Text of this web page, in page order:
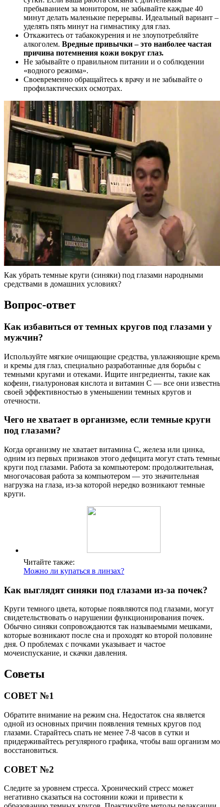
пребыванием за монитором, не забывайте каждые 40
минут делать маленькие перерывы. Идеальный вариант –
уделять пять минут на гимнастику для глаз.
Откажитесь от табакокурения и не злоупотребляйте
алкоголем. Вредные привычки – это наиболее частая
причина потемнения кожи вокруг глаз.
Не забывайте о правильном питании и о соблюдении
«водного режима».
Своевременно обращайтесь к врачу и не забывайте о
профилактических осмотрах.
Как убрать темные круги (синяки) под глазами народными
средствами в домашних условиях?
Вопрос-ответ
Как избавиться от темных кругов под глазами у
мужчин?
Используйте мягкие очищающие средства, увлажняющие
и кремы для глаз, специально разработанные для борьбы с
темными кругами и отеками. Ищите ингредиенты, такие как
кофеин, гиалуроновая кислота и витамин С — все они
своей эффективностью в уменьшении темных кругов и
отечности.
Чего не хватает в организме, если темные круги
под глазами?
Когда организму не хватает витамина C, железа или цинка,
одним из первых признаков этого дефицита могут стать
круги под глазами. Работа за компьютером: продолжительная,
многочасовая работа за компьютером — это значительная
нагрузка на глаза, из-за которой нередко возникают темные
круги.
Читайте также:
Можно ли купаться в линзах?
Как выглядят синяки под глазами из-за почек?
Круги темного цвета, которые появляются под глазами, могут
свидетельствовать о нарушении функционирования почек.
Обычно синяки сопровождаются так называемыми мешками,
которые возникают после сна и проходят ко второй половине
дня. О проблемах с почками указывает и частое
мочеиспускание, и скачки давления.
Советы
СОВЕТ №1
Обратите внимание на режим сна. Недостаток сна является
одной из основных причин появления темных кругов под
глазами. Старайтесь спать не менее 7-8 часов в сутки и
придерживайтесь регулярного графика, чтобы ваш организм
восстановиться.
СОВЕТ №2
Следите за уровнем стресса. Хронический стресс может
негативно сказаться на состоянии кожи и привести к